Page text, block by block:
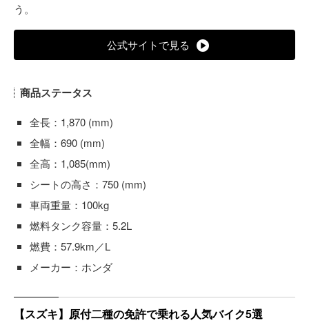
う。
公式サイトで見る
商品ステータス
全長：1,870 (mm)
全幅：690 (mm)
全高：1,085(mm)
シートの高さ：750 (mm)
車両重量：100kg
燃料タンク容量：5.2L
燃費：57.9km／L
メーカー：ホンダ
【スズキ】原付二種の免許で乗れる人気バイク5選